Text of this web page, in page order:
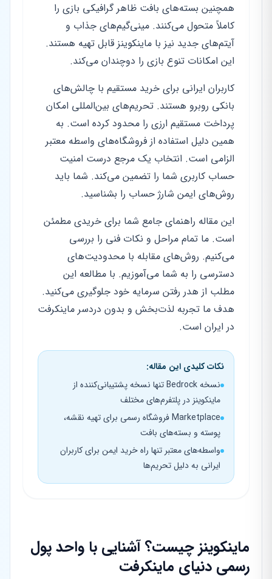
همچنین بسته‌های بافت ظاهر گرافیکی بازی را
کاملاً متحول می‌کنند. مینی‌گیم‌های جذاب و
آیتم‌های جدید نیز با ماینکوینز قابل تهیه هستند.
این امکانات تنوع بازی را دوچندان می‌کند.
کاربران ایرانی برای خرید مستقیم با چالش‌های
بانکی روبرو هستند. تحریم‌های بین‌المللی امکان
پرداخت مستقیم ارزی را محدود کرده است. به
همین دلیل استفاده از فروشگاه‌های واسطه معتبر
الزامی است. انتخاب یک مرجع درست امنیت
حساب کاربری شما را تضمین می‌کند. شما باید
روش‌های ایمن شارژ حساب را بشناسید.
این مقاله راهنمای جامع شما برای خریدی مطمئن
است. ما تمام مراحل و نکات فنی را بررسی
می‌کنیم. روش‌های مقابله با محدودیت‌های
دسترسی را به شما می‌آموزیم. با مطالعه این
مطلب از هدر رفتن سرمایه خود جلوگیری می‌کنید.
هدف ما تجربه لذت‌بخش و بدون دردسر ماینکرفت
در ایران است.
نکات کلیدی این مقاله:
نسخه Bedrock تنها نسخه پشتیبانی‌کننده از
ماینکوینز در پلتفرم‌های مختلف
Marketplace فروشگاه رسمی برای تهیه نقشه،
پوسته و بسته‌های بافت
واسطه‌های معتبر تنها راه خرید ایمن برای کاربران
ایرانی به دلیل تحریم‌ها
ماینکوینز چیست؟ آشنایی با واحد پول
رسمی دنیای ماینکرفت